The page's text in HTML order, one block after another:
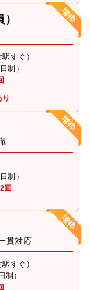
すぐ）
制）
制）
回
貫対応
すぐ）
制）